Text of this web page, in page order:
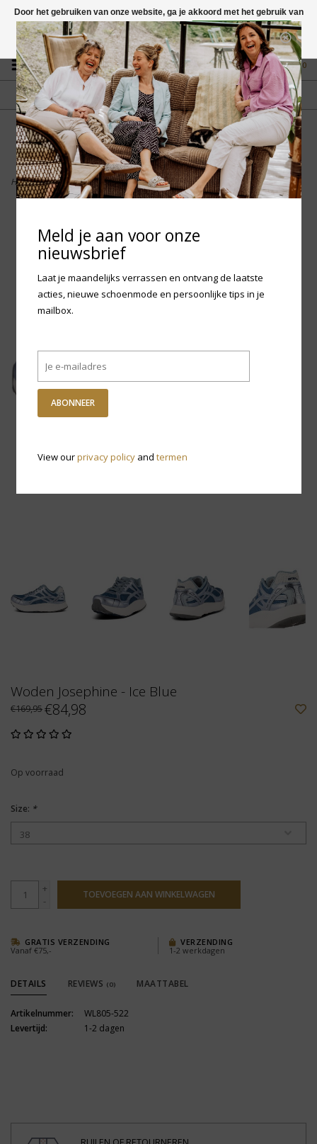
Vragen? App naar +31 58 250 1503
0
GRATIS VERZENDING NL
Vanaf € 75,-
FYSIEKE WINKEL
in Mantgum (frl)
fdad
Home>Woden Josephine - Ice Blue
Woden Josephine - Ice Blue
€169,95€84,98
Op voorraad
Size: *
+
-
TOEVOEGEN AAN WINKELWAGEN
GRATIS VERZENDING
Vanaf €75,-
VERZENDING
1-2 werkdagen
DETAILS REVIEWS (0) MAATTABEL
Artikelnummer:
WL805-522
Levertijd:
1-2 dagen
Door het gebruiken van onze website, ga je akkoord met het gebruik van
cookies om onze website te verbeteren.
Dit bericht verbergen
Meer over cookies »
Meld je aan voor onze
nieuwsbrief
Laat je maandelijks verrassen en ontvang de laatste
acties, nieuwe schoenmode en persoonlijke tips in je
mailbox.
ABONNEER
View ourprivacy policyand termen